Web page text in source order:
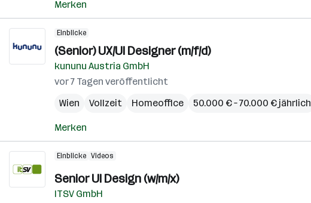
Merken
Einblicke
(Senior) UX/UI Designer (m/f/d)
kununu Austria GmbH
vor 7 Tagen veröffentlicht
Wien
Vollzeit Homeoffice 50.000 € – 70.000 € jährlich
Merken
Einblicke Videos
Senior UI Design (w/m/x)
ITSV GmbH